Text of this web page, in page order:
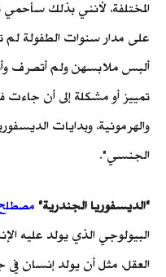
المختلفة، لأنني بذلك
على مدار سنوات الطفولة لم
ألبس ملابسهن ولم أتصرف
تمييز أو مشكلة إلى أن جاءت
والهرمونية، وبدايات
الجنسي".
"الديسفوريا الجندرية"
البيولوجي الذي يولد عليه
العقل، مثل أن يولد إنسان في